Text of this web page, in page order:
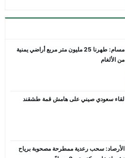
مسام: طهرنا 25 مليون متر مربع أراضي يمنية
من الألغام
لقاء سعودي صيني على هامش قمة طشقند
الأرصاد: سحب رعدية ممطرحة مصحوبة برياح